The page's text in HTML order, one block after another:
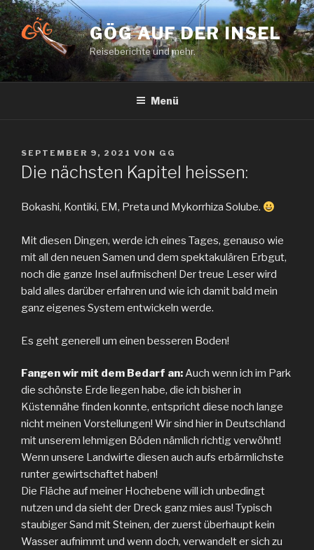
Zum
Inhalt
springen
GÖG AUF DER INSEL
Reiseberichte und mehr.
Menü
VERÖFFENTLICHT
AM
SEPTEMBER 9, 2021 VON GG
Die nächsten Kapitel heissen:
Bokashi, Kontiki, EM, Preta und Mykorrhiza Solube.
Mit diesen Dingen, werde ich eines Tages, genauso wie
mit all den neuen Samen und dem spektakulären Erbgut,
noch die ganze Insel aufmischen! Der treue Leser wird
bald alles darüber erfahren und wie ich damit bald mein
ganz eigenes System entwickeln werde.
Es geht generell um einen besseren Boden!
Fangen wir mit dem Bedarf an:Auch wenn ich im Park
die schönste Erde liegen habe, die ich bisher in
Küstennähe finden konnte, entspricht diese noch lange
nicht meinen Vorstellungen! Wir sind hier in Deutschland
mit unserem lehmigen Böden nämlich richtig verwöhnt!
Wenn unsere Landwirte diesen auch aufs erbärmlichste
runter gewirtschaftet haben!
Die Fläche auf meiner Hochebene will ich unbedingt
nutzen und da sieht der Dreck ganz mies aus! Typisch
staubiger Sand mit Steinen, der zuerst überhaupt kein
Wasser aufnimmt und wenn doch, verwandelt er sich zu